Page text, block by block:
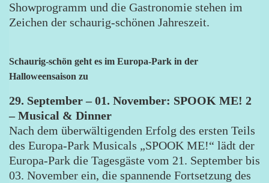
Showprogramm und die Gastronomie stehen im
Zeichen der schaurig-schönen Jahreszeit.
Schaurig-schön geht es im Europa-Park in der
Halloweensaison zu
29. September – 01. November: SPOOK ME! 2
– Musical & Dinner
Nach dem überwältigenden Erfolg des ersten Teils
des Europa-Park Musicals „SPOOK ME!“ lädt der
Europa-Park die Tagesgäste vom 21. September bis
03. November ein, die spannende Fortsetzung des